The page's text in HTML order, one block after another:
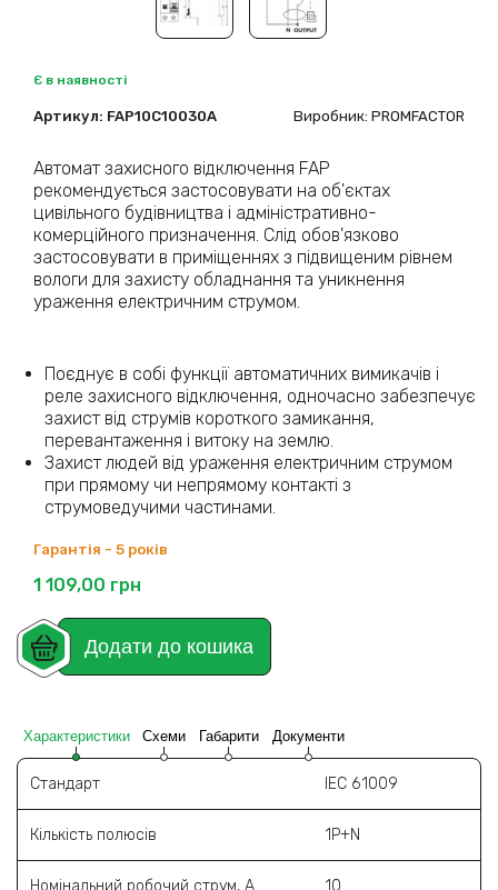
Є в наявності
Артикул: FAP10С10030A Виробник: PROMFACTOR
Автомат захисного відключення FAP
рекомендується застосовувати на об'єктах
цивільного будівництва і адміністративно-
комерційного призначення. Слід обов'язково
застосовувати в приміщеннях з підвищеним рівнем
вологи для захисту обладнання та уникнення
ураження електричним струмом.
Поєднує в собі функції автоматичних вимикачів і
реле захисного відключення, одночасно забезпечує
захист від струмів короткого замикання,
перевантаження і витоку на землю.
Захист людей від ураження електричним струмом
при прямому чи непрямому контакті з
струмоведучими частинами.
Гарантія - 5 років
1 109,00 грн
Додати до кошика
Характеристики Схеми Габарити Документи
Стандарт IEC 61009
Кількість полюсів 1P+N
Номінальний робочий струм, A 10